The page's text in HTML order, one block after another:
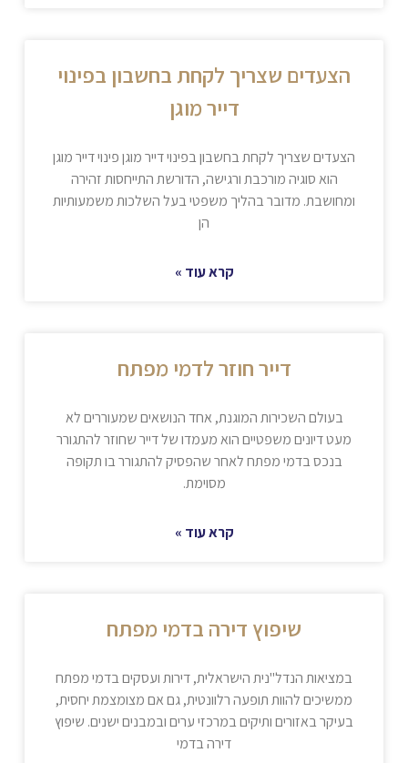
הצעדים שצריך לקחת בחשבון בפינוי
דייר מוגן
הצעדים שצריך לקחת בחשבון בפינוי דייר מוגן פינוי דייר מוגן
הוא סוגיה מורכבת ורגישה, הדורשת התייחסות זהירה
ומחושבת. מדובר בהליך משפטי בעל השלכות משמעותיות
הן
קרא עוד »
דייר חוזר לדמי מפתח
בעולם השכירות המוגנת, אחד הנושאים שמעוררים לא
מעט דיונים משפטיים הוא מעמדו של דייר שחוזר להתגורר
בנכס בדמי מפתח לאחר שהפסיק להתגורר בו תקופה
מסוימת.
קרא עוד »
שיפוץ דירה בדמי מפתח
במציאות הנדל"נית הישראלית, דירות ועסקים בדמי מפתח
ממשיכים להוות תופעה רלוונטית, גם אם מצומצמת יחסית,
בעיקר באזורים ותיקים במרכזי ערים ובמבנים ישנים. שיפוץ
דירה בדמי